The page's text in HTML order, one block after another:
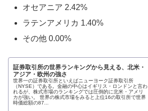
オセアニア 2.42%
ラテンアメリカ 1.40%
その他 0.00%
証券取引所の世界ランキングから見える、北米・
アジア・欧州の強さ
世界一の証券取引所といえばニューヨーク証券取引所
（NYSE）である。金融の中心はイギリス・ロンドンと言わ
れるが、株式市場のランキングでは圧倒的に北米・アメリ
カが強い。 世界の株式市場をみると上位16の取引所で世界
時価総額の87...